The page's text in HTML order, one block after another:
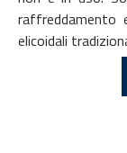
raffreddamento
elicoidali